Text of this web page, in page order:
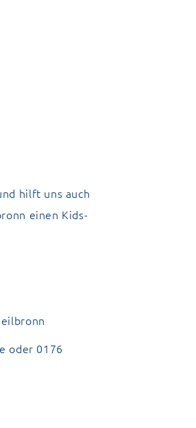
hilft uns auch
einen Kids-
oder 0176